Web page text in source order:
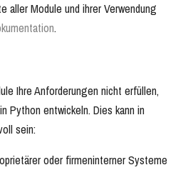
aller Module und ihrer Verwendung
.
Ihre Anforderungen nicht erfüllen,
Python entwickeln. Dies kann in
sein:
oder firmeninterner Systeme